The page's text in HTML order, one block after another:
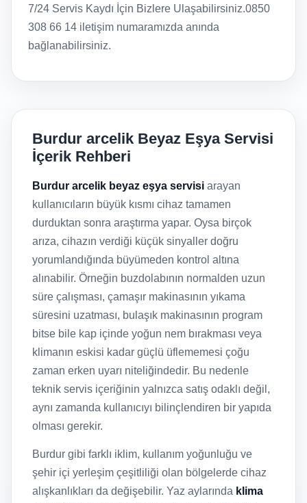
7/24 Servis Kaydı İçin Bizlere Ulaşabilirsiniz.0850
308 66 14 iletişim numaramızda anında
bağlanabilirsiniz.
Burdur arcelik Beyaz Eşya Servisi
İçerik Rehberi
Burdur arcelik beyaz eşya servisi arayan
kullanıcıların büyük kısmı cihaz tamamen
durduktan sonra araştırma yapar. Oysa birçok
arıza, cihazın verdiği küçük sinyaller doğru
yorumlandığında büyümeden kontrol altına
alınabilir. Örneğin buzdolabının normalden uzun
süre çalışması, çamaşır makinasının yıkama
süresini uzatması, bulaşık makinasının program
bitse bile kap içinde yoğun nem bırakması veya
klimanın eskisi kadar güçlü üflememesi çoğu
zaman erken uyarı niteliğindedir. Bu nedenle
teknik servis içeriğinin yalnızca satış odaklı değil,
aynı zamanda kullanıcıyı bilinçlendiren bir yapıda
olması gerekir.
Burdur gibi farklı iklim, kullanım yoğunluğu ve
şehir içi yerleşim çeşitliliği olan bölgelerde cihaz
alışkanlıkları da değişebilir. Yaz aylarında klima